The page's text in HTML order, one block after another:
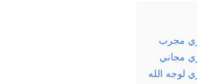
مجرب
مجاني
لوجه الله